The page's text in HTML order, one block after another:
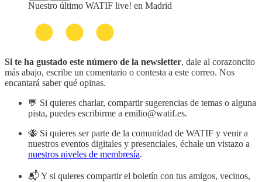
Nuestro último WATIF live! en Madrid
Si te ha gustado este número de la newsletter, dale al corazoncito
más abajo, escribe un comentario o contesta a este correo. Nos
encantará saber qué opinas.
💬 Si quieres charlar, compartir sugerencias de temas o alguna
pista, puedes escribirme a emilio@watif.es.
🐝 Si quieres ser parte de la comunidad de WATIF y venir a
nuestros eventos digitales y presenciales, échale un vistazo a
nuestros niveles de membresía.
📬 Y si quieres compartir el boletín con tus amigos, vecinos,